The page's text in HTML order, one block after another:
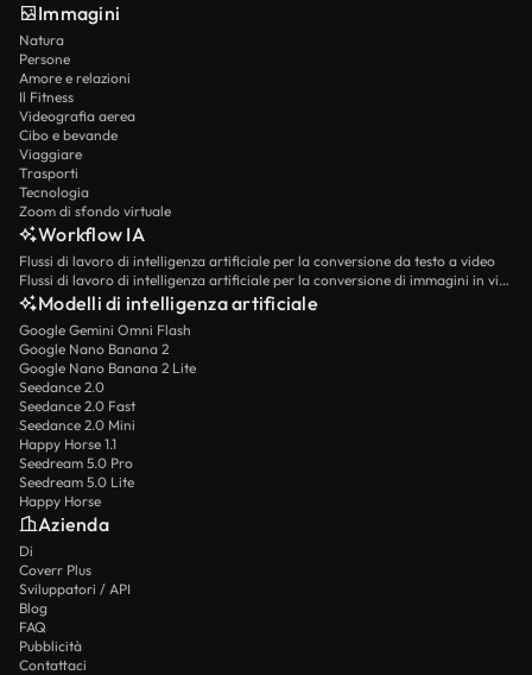
Immagini
Natura
Persone
Amore e relazioni
Il Fitness
Videografia aerea
Cibo e bevande
Viaggiare
Trasporti
Tecnologia
Zoom di sfondo virtuale
Workflow IA
Flussi di lavoro di intelligenza artificiale per la conversione da testo a video
Flussi di lavoro di intelligenza artificiale per la conversione di immagini in video
Modelli di intelligenza artificiale
Google Gemini Omni Flash
Google Nano Banana 2
Google Nano Banana 2 Lite
Seedance 2.0
Seedance 2.0 Fast
Seedance 2.0 Mini
Happy Horse 1.1
Seedream 5.0 Pro
Seedream 5.0 Lite
Happy Horse
Azienda
Di
Coverr Plus
Sviluppatori / API
Blog
FAQ
Pubblicità
Contattaci